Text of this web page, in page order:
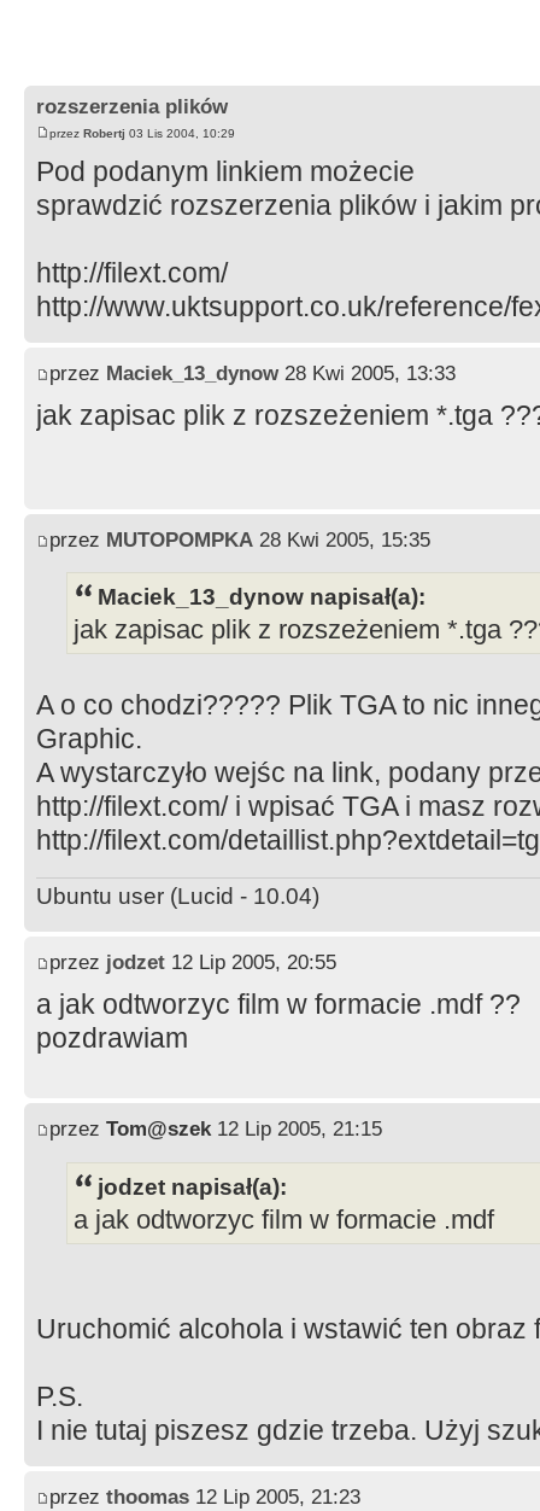
rozszerzenia plików
przez Robertj 03 Lis 2004, 10:29
Pod podanym linkiem możecie
sprawdzić rozszerzenia plików i jakim
http://filext.com/
http://www.uktsupport.co.uk/reference/
przez Maciek_13_dynow 28 Kwi 2005, 13:33
jak zapisac plik z rozszeżeniem *.tga
przez MUTOPOMPKA 28 Kwi 2005, 15:35
Maciek_13_dynow napisał(a):
jak zapisac plik z rozszeżeniem *.tga
A o co chodzi????? Plik TGA to nic
Graphic.
A wystarczyło wejśc na link, podany
http://filext.com/ i wpisać TGA i masz
http://filext.com/
Ubuntu user (Lucid - 10.04)
przez jodzet 12 Lip 2005, 20:55
a jak odtworzyc film w formacie .mdf ??
pozdrawiam
przez Tom@szek12 Lip 2005, 21:15
jodzet napisał(a):
a jak odtworzyc film w formacie .mdf
Uruchomić alcohola i wstawić ten obraz
P.S.
I nie tutaj piszesz gdzie trzeba. Użyj
przez thoomas 12 Lip 2005, 21:23